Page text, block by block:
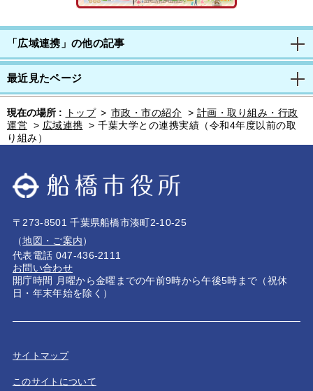
「広域連携」の他の記事
最近見たページ
現在の場所 : トップ > 市政・市の紹介 > 計画・取り組み・行政
運営 > 広域連携 > 千葉大学との連携実績（令和4年度以前の取
り組み）
〒273-8501 千葉県船橋市湊町2-10-25
（地図・ご案内）
代表電話 047-436-2111
お問い合わせ
開庁時間 月曜から金曜までの午前9時から午後5時まで（祝休
日・年末年始を除く）
サイトマップ
このサイトについて